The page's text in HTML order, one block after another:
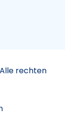
rechten